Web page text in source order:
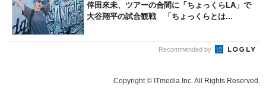
倖田來未、ツアーの合間に「ちょっくらLA」で
大谷翔平の試合観戦 「ちょっくらとは...
Recommended by
Copyright © ITmedia Inc. All Rights Reserved.